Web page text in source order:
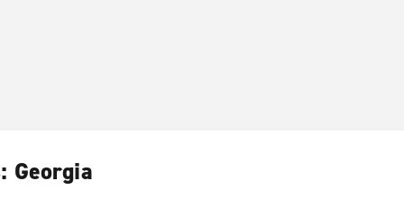
Georgia